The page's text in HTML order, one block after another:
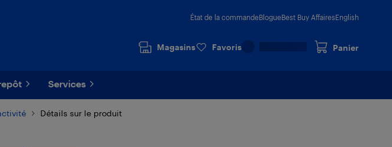
État de la commandeBlogueBest Buy AffairesEnglish
Magasins Favoris Panier
Services
Détails sur le produit